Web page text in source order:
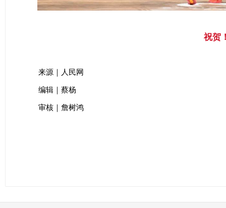
祝贺
来源｜人民网
编辑｜蔡杨
审核｜詹树鸿